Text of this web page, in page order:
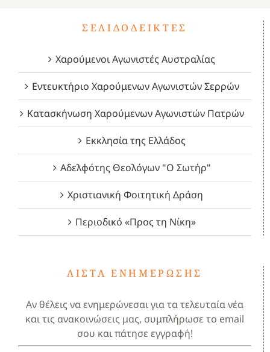
ΣΕΛΙΔΟΔΕΊΚΤΕΣ
Χαρούμενοι Αγωνιστές Αυστραλίας
Εντευκτήριο Χαρούμενων Αγωνιστών Σερρών
Κατασκήνωση Χαρούμενων Αγωνιστών Πατρών
Εκκλησία της Ελλάδος
Αδελφότης Θεολόγων "Ο Σωτήρ"
Χριστιανική Φοιτητική Δράση
Περιοδικό «Προς τη Νίκη»
ΛΊΣΤΑ ΕΝΗΜΈΡΩΣΗΣ
Αν θέλεις να ενημερώνεσαι για τα τελευταία νέα
και τις ανακοινώσεις μας, συμπλήρωσε το email
σου και πάτησε εγγραφή!